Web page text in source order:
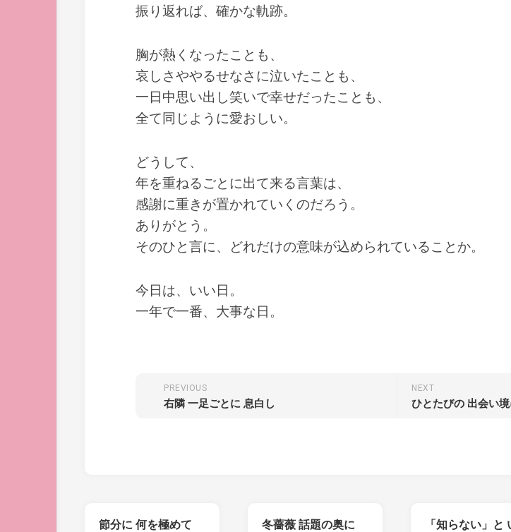
振り返れば、確かな軌跡。
胸が熱くなったことも、
哀しさややるせなさに泣いたことも、
一日中思い出し笑いで幸せだったことも、
全て同じように愛おしい。
どうして、
年を重ねるごとに出て来る言葉は、
感謝に重きが置かれていくのだろう。
ありがとう。
そのひと言に、どれだけの意味が込められていることか。
今日は、いい日。
一年で一番、大事な日。
NEXT
ひとたびの 出会い
PREVIOUS
右隣 一足ごとに 息白し
節分に 何を極めて
冬薔薇 話題の奥に
「知らない」と